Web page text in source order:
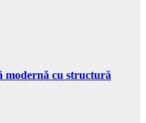
modernă cu structură